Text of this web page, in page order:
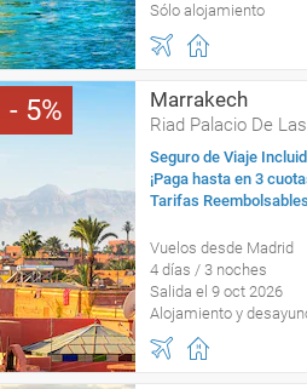
Sólo alojamiento
5 Marrakech
Riad Palacio De
Seguro de Viaje
¡Paga hasta en 3
Tarifas
Vuelos desde Madrid
4 días / 3 noches
Salida el 9 oct 2026
Alojamiento y